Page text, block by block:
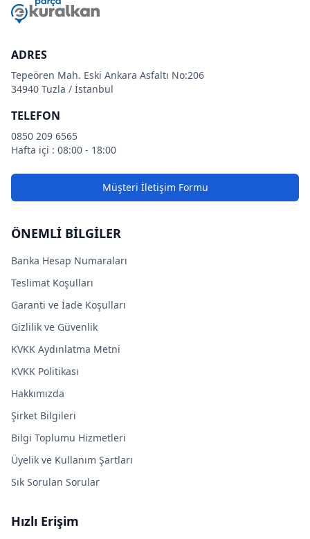
ADRES
Tepeören Mah. Eski Ankara Asfaltı No:206
34940 Tuzla / İstanbul
TELEFON
0850 209 6565
Hafta içi : 08:00 - 18:00
Müşteri İletişim Formu
ÖNEMLİ BİLGİLER
Banka Hesap Numaraları
Teslimat Koşulları
Garanti ve İade Koşulları
Gizlilik ve Güvenlik
KVKK Aydınlatma Metni
KVKK Politikası
Hakkımızda
Şirket Bilgileri
Bilgi Toplumu Hizmetleri
Üyelik ve Kullanım Şartları
Sık Sorulan Sorular
Hızlı Erişim